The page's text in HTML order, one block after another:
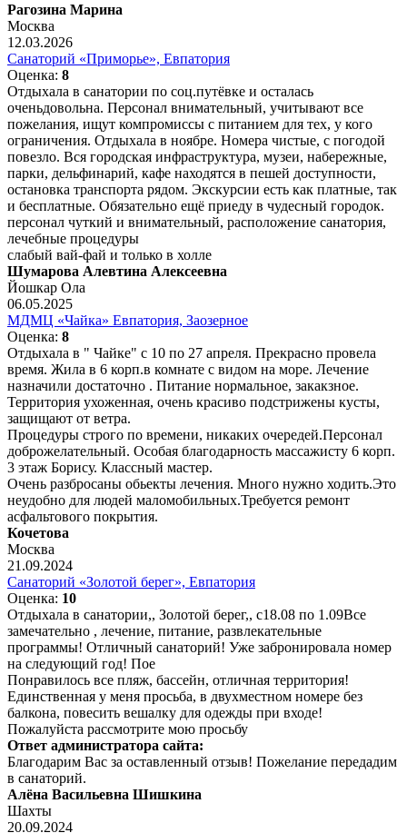
Рагозина Марина
Москва
12.03.2026
Санаторий «Приморье», Евпатория
Оценка: 8
Отдыхала в санатории по соц.путёвке и осталась
оченьдовольна. Персонал внимательный, учитывают все
пожелания, ищут компромиссы с питанием для тех, у кого
ограничения. Отдыхала в ноябре. Номера чистые, с погодой
повезло. Вся городская инфраструктура, музеи, набережные,
парки, дельфинарий, кафе находятся в пешей доступности,
остановка транспорта рядом. Экскурсии есть как платные, так
и бесплатные. Обязательно ещё приеду в чудесный городок.
персонал чуткий и внимательный, расположение санатория,
лечебные процедуры
слабый вай-фай и только в холле
Шумарова Алевтина Алексеевна
Йошкар Ола
06.05.2025
МДМЦ «Чайка» Евпатория, Заозерное
Оценка: 8
Отдыхала в " Чайке" с 10 по 27 апреля. Прекрасно провела
время. Жила в 6 корп.в комнате с видом на море. Лечение
назначили достаточно . Питание нормальное, закакзное.
Территория ухоженная, очень красиво подстрижены кусты,
защищают от ветра.
Процедуры строго по времени, никаких очередей.Персонал
доброжелательный. Особая благодарность массажисту 6 корп.
3 этаж Борису. Классный мастер.
Очень разбросаны обьекты лечения. Много нужно ходить.Это
неудобно для людей маломобильных.Требуется ремонт
асфальтового покрытия.
Кочетова
Москва
21.09.2024
Санаторий «Золотой берег», Евпатория
Оценка: 10
Отдыхала в санатории,, Золотой берег,, с18.08 по 1.09Все
замечательно , лечение, питание, развлекательные
программы! Отличный санаторий! Уже забронировала номер
на следующий год! Пое
Понравилось все пляж, бассейн, отличная территория!
Единственная у меня просьба, в двухместном номере без
балкона, повесить вешалку для одежды при входе!
Пожалуйста рассмотрите мою просьбу
Ответ администратора сайта:
Благодарим Вас за оставленный отзыв! Пожелание передадим
в санаторий.
Алёна Васильевна Шишкина
Шахты
20.09.2024